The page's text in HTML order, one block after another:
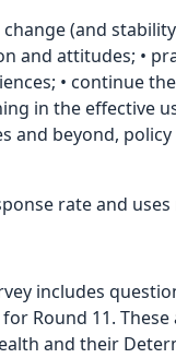
(and
and attitudes; •
• continue
in the effective
and beyond,
rate and
includes
Round 11.
and their